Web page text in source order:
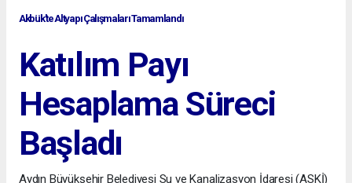
Akbük'te Altyapı Çalışmaları Tamamlandı
Katılım Payı
Hesaplama Süreci
Başladı
Aydın Büyükşehir Belediyesi Su ve Kanalizasyon İdaresi (ASKİ)